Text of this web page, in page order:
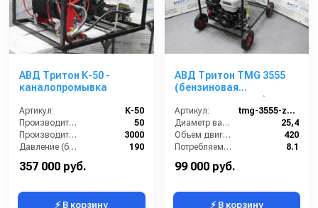
АВД Тритон К-50 -
каналопромывка
Артикул:
K-50
Производительность (л/мин):
50
Производительность (л/ч):
3000
Давление (бар):
190
357 000 руб.
⚡ В корзину
АВД Тритон TMG 3555
(бензиновая
каналопромывка)
Артикул:
tmg-3555-zs-gb-420-e
Диаметр вала (мм):
25,4
Объем двигателя (см3):
420
Потребляемая мощность (кВт):
8.1
Производительность (л/мин):
99 000 руб.
⚡ В корзину